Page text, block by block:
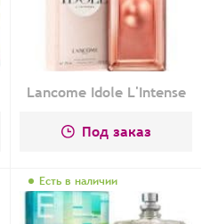
Lancome Idole L'Intense
Под заказ
Есть в наличии